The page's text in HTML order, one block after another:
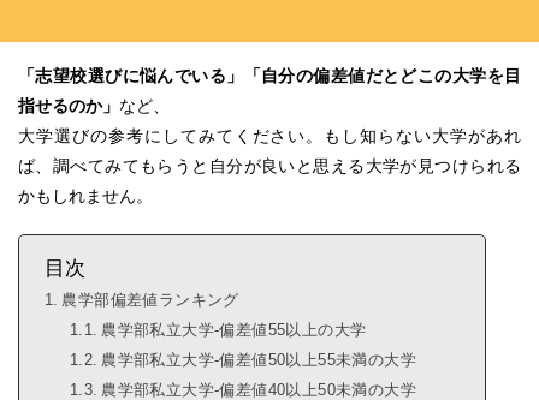
「志望校選びに悩んでいる」「自分の偏差値だとどこの大学を目
指せるのか」 など、
大学選びの参考にしてみてください。もし知らない大学があれ
ば、調べてみてもらうと自分が良いと思える大学が見つけられる
かもしれません。
目次
農学部偏差値ランキング
農学部私立大学-偏差値55以上の大学
農学部私立大学-偏差値50以上55未満の大学
農学部私立大学-偏差値40以上50未満の大学